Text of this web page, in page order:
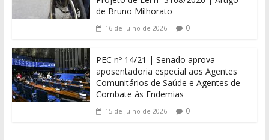
de Bruno Milhorato
16 de julho de 2026 0
PEC nº 14/21 | Senado aprova
aposentadoria especial aos Agentes
Comunitários de Saúde e Agentes de
Combate às Endemias
15 de julho de 2026 0